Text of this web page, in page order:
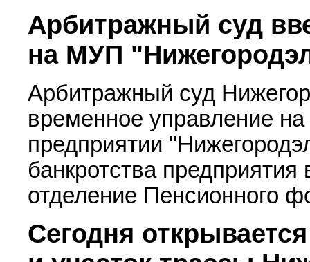
Арбитражный суд
на МУП
Арбитражный суд
временное управление
предприятии
банкротства
отделение Пенсионного
Сегодня